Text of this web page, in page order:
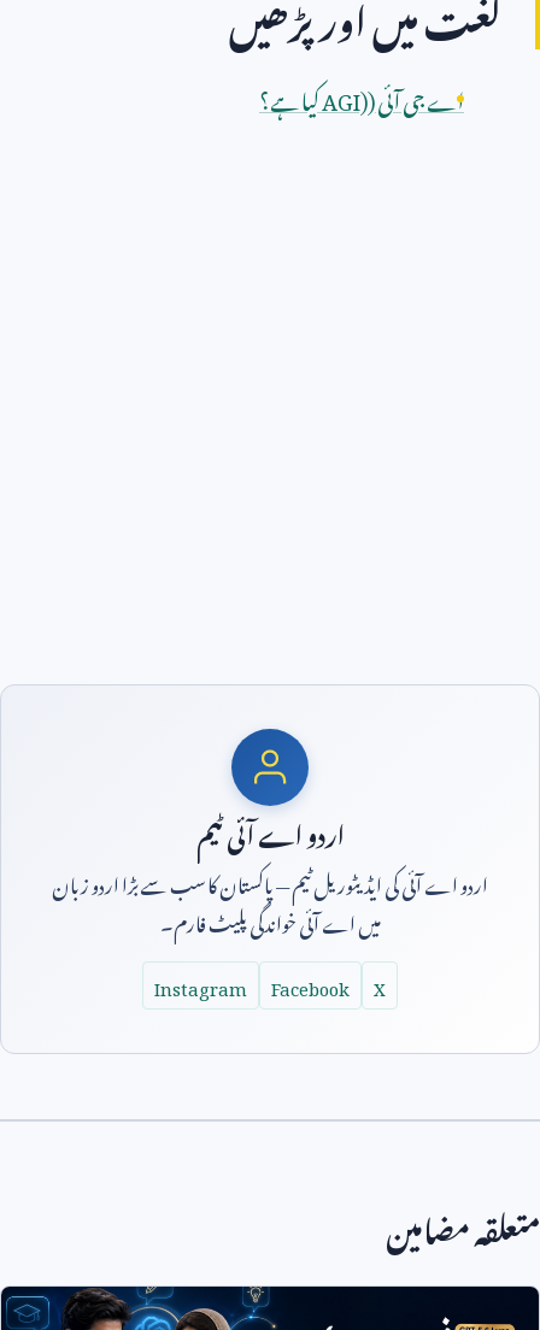
اے جی آئی (AGI)کیا ہے؟
اردو اے آئی ٹیم
اردو اے آئی کی ایڈیٹوریل ٹیم — پاکستان کا سب سے بڑا اردو زبان
میں اے آئی خواندگی پلیٹ فارم۔
X
Facebook
Instagram
متعلقہ مضامین